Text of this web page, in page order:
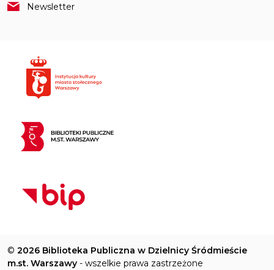
Newsletter
© 2026 Biblioteka Publiczna w Dzielnicy Śródmieście
m.st. Warszawy - wszelkie prawa zastrzeżone